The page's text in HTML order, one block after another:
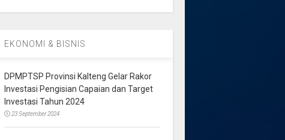
EKONOMI & BISNIS
DPMPTSP Provinsi Kalteng Gelar Rakor
Investasi Pengisian Capaian dan Target
Investasi Tahun 2024
23 September 2024